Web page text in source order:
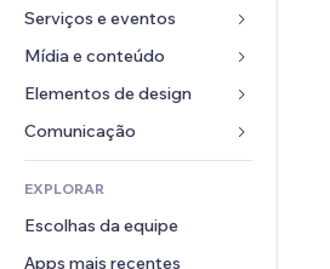
Mobile
Análises
Listas do site
Email
Apps para lojas
Frete e entrega
Botões de venda
Contabilidade
Cupons e fidelidade
Soluções de armazenamento
Serviços e eventos
Hotéis
Eventos
Restaurantes
Imobiliária
Meus agendamentos
Mídia e conteúdo
Galeria
Músicas
Podcasts
Fotografia
Vídeo
PDF
Elementos de design
Mapas e navegação
Privacidade e segurança
Relógio
Templates de página
Efeitos de imagem
Formulários
Enquetes
EXPLORAR
Escolhas da equipe
Apps mais recentes